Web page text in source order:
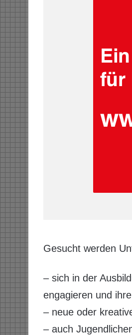
Gesucht werden
– sich in der
engagieren und
– neue oder
– auch